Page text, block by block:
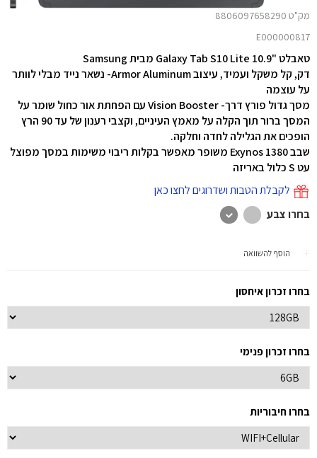
מק"ט 8806097658290
E000000817
טאבלט "10.9 Galaxy Tab S10 Lite מבית Samsung
דק, קל משקל ועמיד, עיצוב Armor Aluminum- נשאר נייד מבלי לוותר
על עוצמה
מסך גדול פורץ דרך- Vision Booster עם הפחתת אור כחול שומר על
המסך ברור תוך הקלה על מאמץ העיניים, וקצבי רענון של עד 90 הרץ
הופכים את הגלילה לחדה וחלקה.
שבב Exynos 1380 משופר מאפשר בקלות ריבוי משימות במסך מפוצל
עט S כלול באריזה
לקבלת הטבות ושדרוגים לחצו כאן
בחרו צבע
הוסף להשוואה
בחרו זכרון איחסון
בחרו זכרון פנימי
בחרו חיבוריות